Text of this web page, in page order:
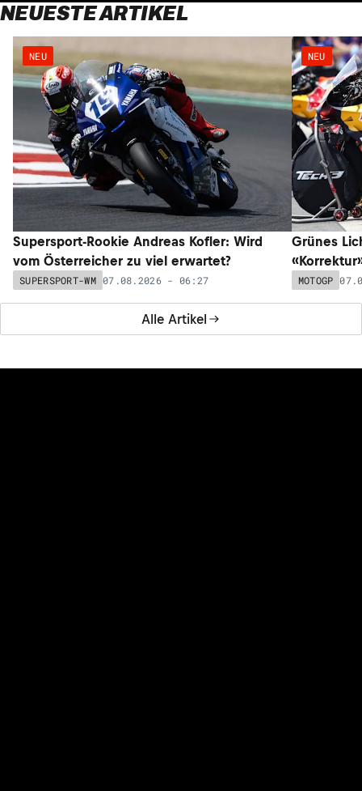
NEUESTE ARTIKEL
Alle Artikel
NEU
Supersport-Rookie Andreas Kofler: Wird
vom Österreicher zu viel erwartet?
SUPERSPORT-WM 07.08.2026 - 06:27
NEU
Grünes
MOTOGP